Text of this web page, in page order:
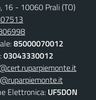
16 - 10060 Prali (TO)
85000070012
03043330012
Elettronica: UF5DON